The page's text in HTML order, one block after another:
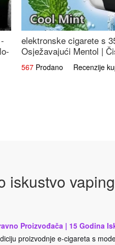
elektronske cigarete s
Osježavajući Mentol |
Okus
567 Prodano Recenzije
iskustvo
Proizvođača | 15 Godina
proizvodnje e-cigareta s